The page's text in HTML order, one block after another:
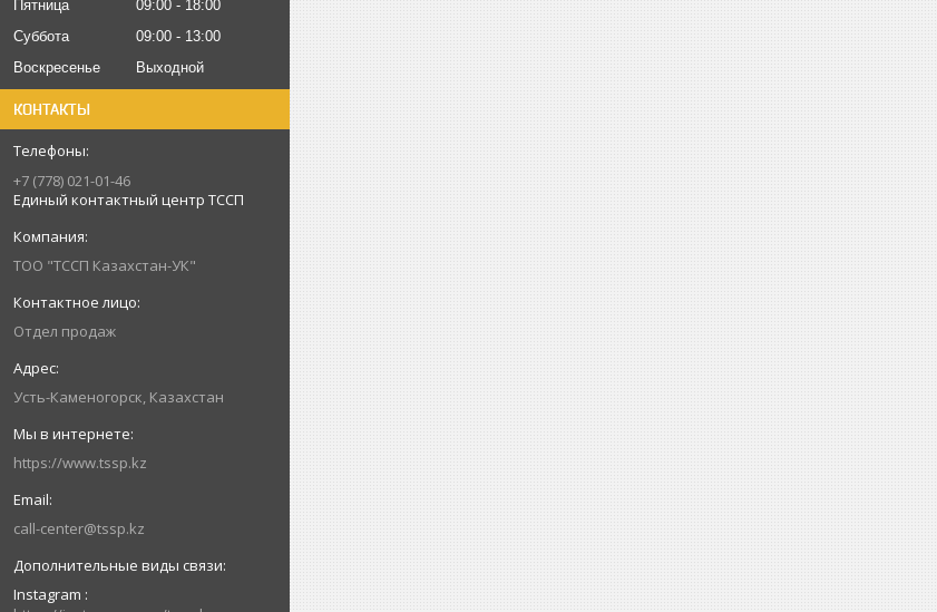
Пятница
09:00
18:00
Суббота
09:00
13:00
Воскресенье
Выходной
КОНТАКТЫ
+7 (778) 021-01-46
Единый контактный центр ТССП
ТОО "ТССП Казахстан-УК"
Отдел продаж
Усть-Каменогорск, Казахстан
https://www.tssp.kz
call-center@tssp.kz
Instagram